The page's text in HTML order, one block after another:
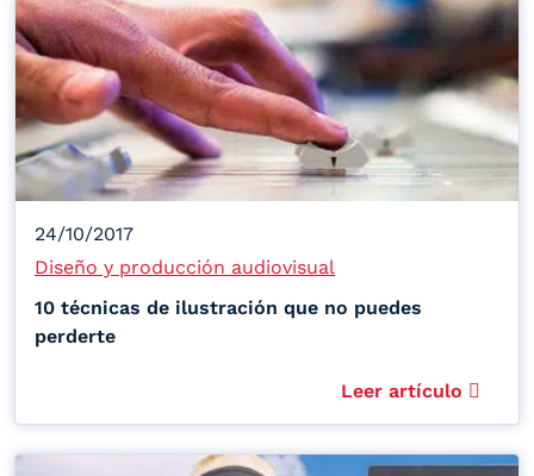
24/10/2017
Diseño y producción audiovisual
10 técnicas de ilustración que no puedes
perderte
Leer artículo